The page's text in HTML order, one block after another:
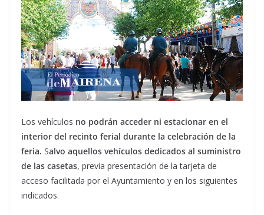
Los vehículos no podrán acceder ni estacionar en el
interior del recinto ferial durante la celebración de la
feria. Salvo aquellos vehículos dedicados al suministro
de las casetas, previa presentación de la tarjeta de
acceso facilitada por el Ayuntamiento y en los siguientes
indicados.